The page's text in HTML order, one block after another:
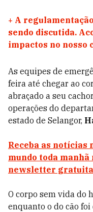
+ A
sendo discutida.
impactos no nosso
As equipes de
feira até chegar ao
abraçado a seu
operações do
estado de Selangor,
Receba as notícias
mundo toda manhã
newsletter gratuita
O corpo sem vida do
enquanto o do cão